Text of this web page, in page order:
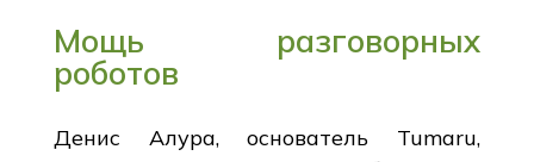
Мощь разговорных
роботов
Денис Алура, основатель Tumaru,